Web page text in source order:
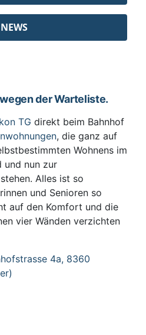
NEWS
der Warteliste.
TG direkt beim Bahnhof
, die ganz auf
Wohnens im
und nun zur
Alles ist so
und Senioren so
auf den Komfort und die
vier Wänden verzichten
4a, 8360